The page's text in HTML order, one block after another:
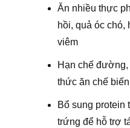
Ăn nhiều thực
hồi, quả óc chó,
viêm
Hạn chế
thức ăn chế
Bổ sung protein
trứng để hỗ trợ